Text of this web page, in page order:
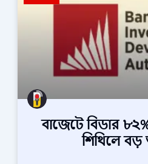
বাজেটে বিডার ৮২%
শিথিলে বড়